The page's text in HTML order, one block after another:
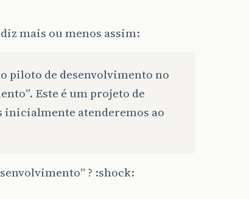
mais ou menos assim:
piloto de desenvolvimento no
Este é um projeto de
atenderemos ao
? :shock: